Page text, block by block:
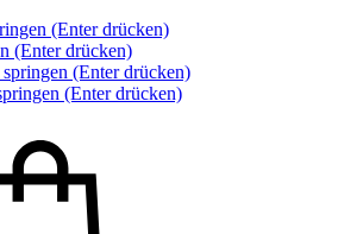
(Enter drücken)
(Enter drücken)
(Enter drücken)
(Enter drücken)